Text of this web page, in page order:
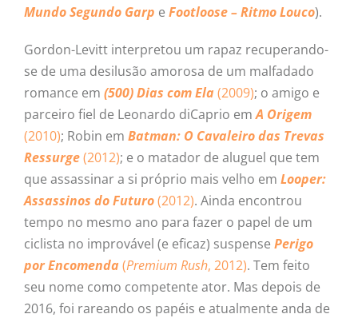
Mundo Segundo Garp e Footloose – Ritmo Louco).
Gordon-Levitt interpretou um rapaz recuperando-
se de uma desilusão amorosa de um malfadado
romance em (500) Dias com Ela (2009); o amigo e
parceiro fiel de Leonardo diCaprio emA Origem
(2010); Robin em Batman: O Cavaleiro das Trevas
Ressurge(2012); e o matador de aluguel que tem
que assassinar a si próprio mais velho em Looper:
Assassinos do Futuro(2012). Ainda encontrou
tempo no mesmo ano para fazer o papel de um
ciclista no improvável (e eficaz) suspense Perigo
por Encomenda (Premium Rush, 2012). Tem feito
seu nome como competente ator. Mas depois de
2016, foi rareando os papéis e atualmente anda de